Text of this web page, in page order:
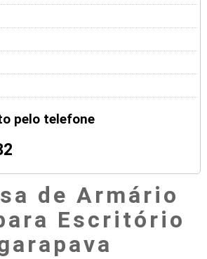
pelo telefone
de Armário
Escritório